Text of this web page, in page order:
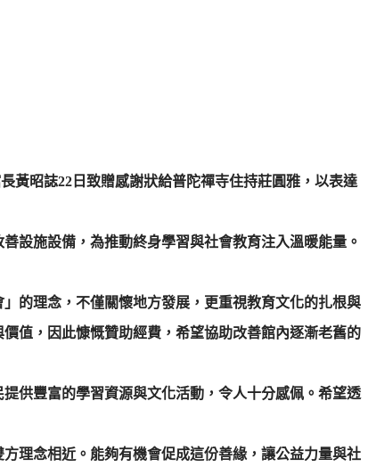
黃昭誌22日致贈感謝狀給普陀禪寺住持莊圓雅，以表達
設施設備，為推動終身學習與社會教育注入溫暖能量。
的理念，不僅關懷地方發展，更重視教育文化的扎根與
值，因此慷慨贊助經費，希望協助改善館內逐漸老舊的
供豐富的學習資源與文化活動，令人十分感佩。希望透
理念相近。能夠有機會促成這份善緣，讓公益力量與社